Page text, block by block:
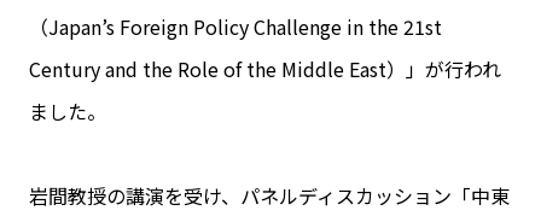
（Japan’s Foreign Policy Challenge in the 21st
Century and the Role of the Middle East）」が行われ
ました。
岩間教授の講演を受け、パネルディスカッション「中東